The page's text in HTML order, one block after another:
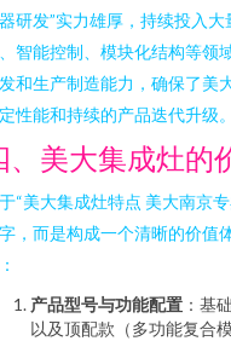
研发”实力雄厚，持续投入
智能控制、模块化结构等领
和生产制造能力，确保了美
性能和持续的产品迭代升级。
、美大集成灶的
“美大集成灶特点 美大南京
，而是构成一个清晰的价值
产品型号与功能配置 ：基
以及顶配款（多功能复合